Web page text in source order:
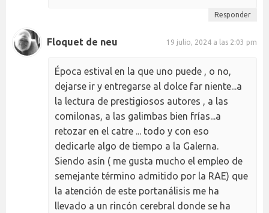
Responder
Floquet de neu 19 julio, 2024 a las 2:03 pm
Época estival en la que uno puede , o no,
dejarse ir y entregarse al dolce far niente...a
la lectura de prestigiosos autores , a las
comilonas, a las galimbas bien frías...a
retozar en el catre ... todo y con eso
dedicarle algo de tiempo a la Galerna.
Siendo asín ( me gusta mucho el empleo de
semejante término admitido por la RAE) que
la atención de este portanálisis me ha
llevado a un rincón cerebral donde se ha